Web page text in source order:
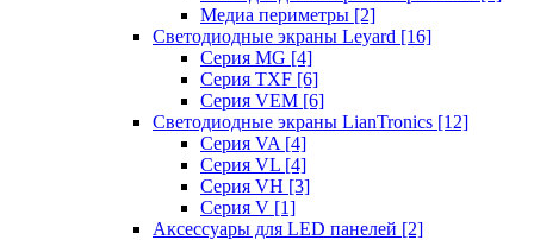
Медиа периметры [2]
Светодиодные экраны Leyard [16]
Серия MG [4]
Серия TXF [6]
Серия VEM [6]
Светодиодные экраны LianTronics [12]
Серия VA [4]
Серия VL [4]
Серия VH [3]
Серия V [1]
Аксессуары для LED панелей [2]